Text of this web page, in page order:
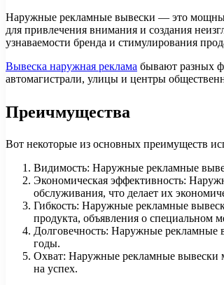
Наружные рекламные вывески — это
для привлечения внимания и создания
узнаваемости бренда и стимулирования
Вывеска наружная реклама бывают разных
автомагистрали, улицы и центры
Преичмущества
Вот некоторые из основных преимуществ
Видимость: Наружные рекламные
Экономическая эффективность:
обслуживания, что делает их
Гибкость: Наружные рекламные
продукта, объявления о специальном
Долговечность: Наружные рекламные
годы.
Охват: Наружные рекламные вывески
на успех.